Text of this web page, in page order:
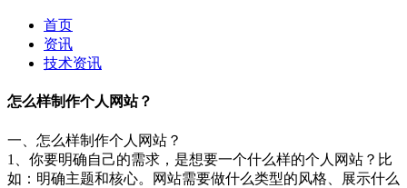
首页
资讯
技术资讯
怎么样制作个人网站？
一、怎么样制作个人网站？
1、你要明确自己的需求，是想要一个什么样的个人网站？比
如：明确主题和核心。网站需要做什么类型的风格、展示什么